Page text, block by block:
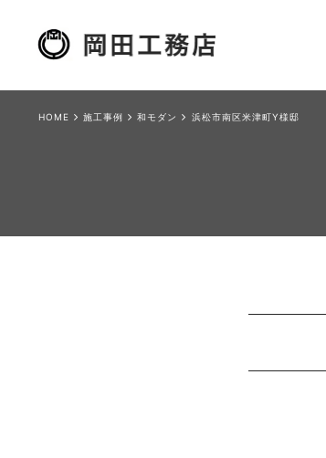
HOME 施工事例 和モダン 浜松市南区米津町Y様邸